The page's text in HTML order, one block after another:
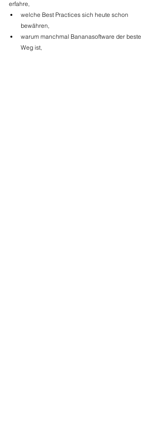
erfahre,
welche Best Practices sich heute schon
bewähren,
warum manchmal Bananasoftware der beste
Weg ist,